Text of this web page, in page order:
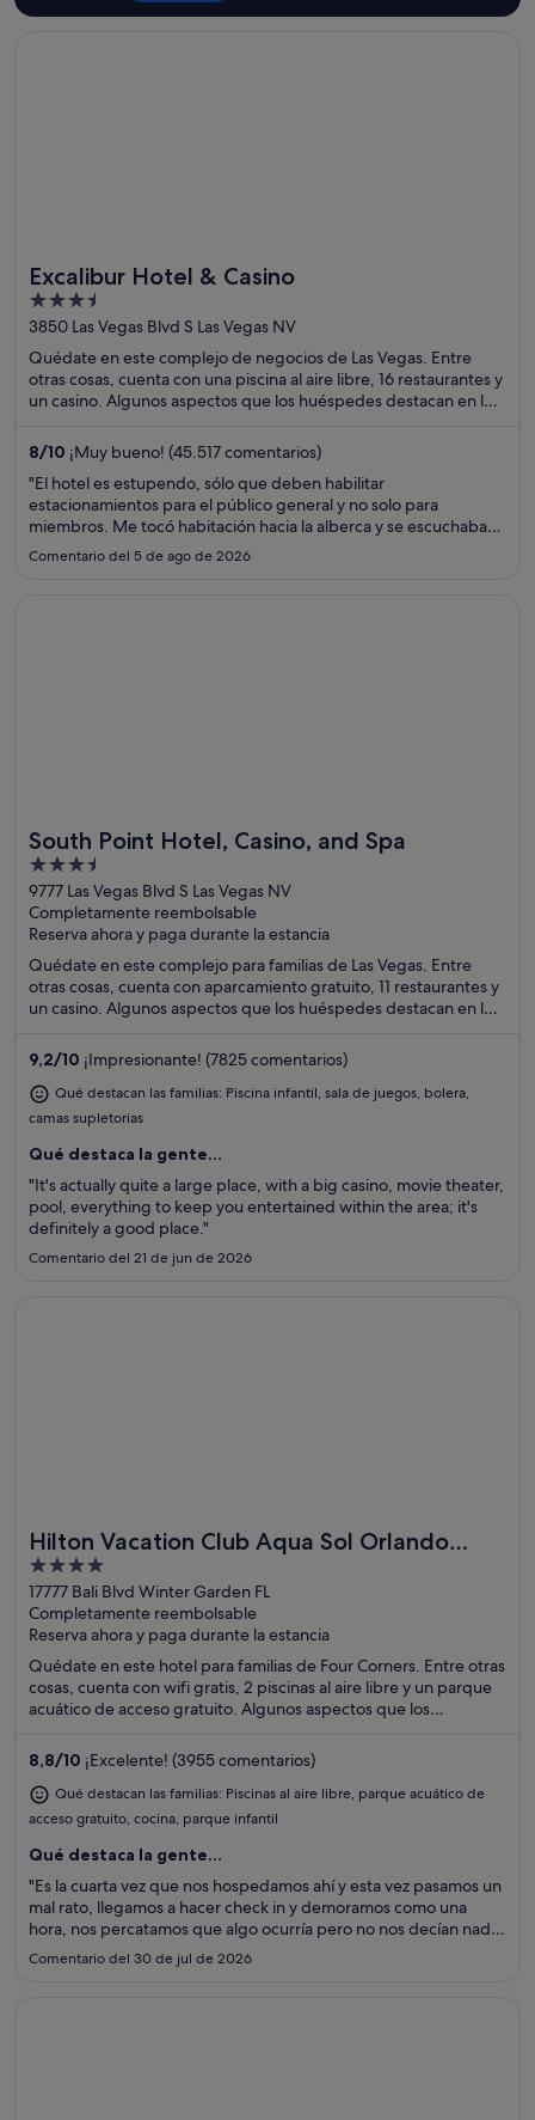
Excalibur Hotel & Casino
3.5
out
of
5
3850 Las Vegas Blvd S Las Vegas NV
Quédate en este complejo de negocios de Las Vegas. Entre
otras cosas, cuenta con una piscina al aire libre, 16 restaurantes y
un casino. Algunos aspectos que los huéspedes destacan en los
personal. Dos atracciones turísticas populares que se
encuentran cerca son Casino Luxor Las Vegas y Casino Excalibur.
8/10 ¡Muy bueno! (45.517 comentarios)
"El hotel es estupendo, sólo que deben habilitar
estacionamientos para el público general y no solo para
miembros. Me tocó habitación hacia la alberca y se escuchaba
muy fuerte el volumen, aún estando en el piso 17. No me gustó
que cerraron Baja Fresh."
Comentario del 5 de ago de 2026
Ideal para familias
South Point Hotel, Casino, and Spa
3.5
out
of
5
9777 Las Vegas Blvd S Las Vegas NV
Completamente reembolsable
Reserva ahora y paga durante la estancia
Quédate en este complejo para familias de Las Vegas. Entre
otras cosas, cuenta con aparcamiento gratuito, 11 restaurantes y
un casino. Algunos aspectos que los huéspedes destacan en los
atracciones turísticas populares que se encuentran cerca son
Casino y hotel South Point y Estadio Allegiant.
9,2/10 ¡Impresionante! (7825 comentarios)
Qué destacan las familias: Piscina infantil, sala de juegos, bolera,
camas supletorias
Qué destaca la gente...
"It's actually quite a large place, with a big casino, movie theater,
pool, everything to keep you entertained within the area; it's
definitely a good place."
Comentario del 21 de jun de 2026
Ideal para familias
Hilton Vacation Club Aqua Sol Orlando
West
4
out
of
5
17777 Bali Blvd Winter Garden FL
Completamente reembolsable
Reserva ahora y paga durante la estancia
Quédate en este hotel para familias de Four Corners. Entre otras
cosas, cuenta con wifi gratis, 2 piscinas al aire libre y un parque
acuático de acceso gratuito. Algunos aspectos que los
amabilidad del personal. Dos atracciones turísticas populares
que se encuentran cerca son Parque temático Disney's Animal
Kingdom® y Disney's Hollywood Studios®.
8,8/10 ¡Excelente! (3955 comentarios)
Qué destacan las familias: Piscinas al aire libre, parque acuático de
acceso gratuito, cocina, parque infantil
Qué destaca la gente...
"Es la cuarta vez que nos hospedamos ahí y esta vez pasamos un
mal rato, llegamos a hacer check in y demoramos como una
hora, nos percatamos que algo ocurría pero no nos decían nada
luego cuando fuimos al departamento que nos dieron nos
dimos cuenta que no era el que habíamos reservado, ya que nos
Comentario del 30 de jul de 2026